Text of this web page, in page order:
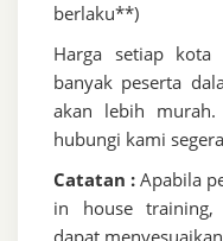
berlaku**)
Harga setiap kota
banyak peserta
akan lebih
hubungi kami
Catatan : Apabila
in house training,